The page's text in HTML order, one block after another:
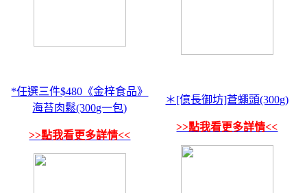
*任選三件$480《金梓食品》
海苔肉鬆(300g一包)
>>點我看更多詳情<<
＊[億長御坊]蒼蠅頭(300g)
>>點我看更多詳情<<